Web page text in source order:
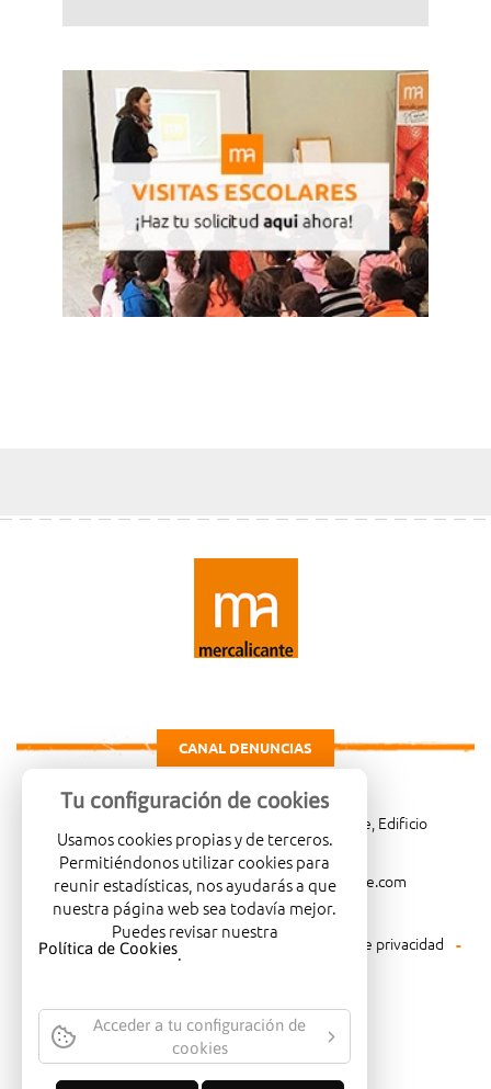
CANAL DENUNCIAS
Carretera de Madrid Km. 4, 03114 Alicante, Edificio
Administrativo, planta 3ª
966081001
merca@mercalicante.com
Aviso legal Política de cookies
Política de privacidad
Política medioambiental
EMPRESA CERTIFICADA CON EL
Tu configuración de cookies
Usamos cookies propias y de terceros.
Permitiéndonos utilizar cookies para
reunir estadísticas, nos ayudarás a que
nuestra página web sea todavía mejor.
Puedes revisar nuestra
Política de Cookies.
Acceder a tu configuración de
cookies